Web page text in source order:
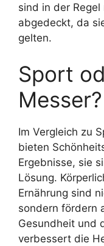
sind in der
abgedeckt, da
gelten.
Sport
Messer?
Im Vergleich zu
bieten
Ergebnisse, sie
Lösung.
Ernährung sind
sondern fördern
Gesundheit und
verbessert die